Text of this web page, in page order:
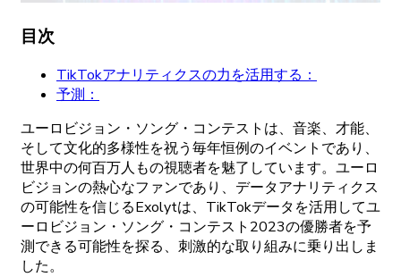
目次
TikTokアナリティクスの力を活用する：
予測：
ユーロビジョン ・ ソング ・ コンテストは、 音楽、 才能、
そして文化的多様性を祝う毎年恒例のイベントであり、
世界中の何百万人もの視聴者を魅了しています。 ユーロ
ビジョンの熱心なファンであり、 データアナリティクス
の可能性を信じるExolytは、 TikTokデータを活用してユ
ーロビジョン ・ ソング ・ コンテスト 2023の優勝者を予
測できる可能性を探る、 刺激的な取り組みに乗り 出しま
した。